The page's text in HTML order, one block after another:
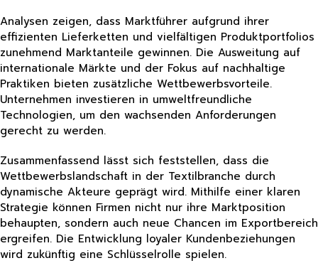
Analysen zeigen, dass Marktführer aufgrund ihrer
effizienten Lieferketten und vielfältigen Produktportfolios
zunehmend Marktanteile gewinnen. Die Ausweitung auf
internationale Märkte und der Fokus auf nachhaltige
Praktiken bieten zusätzliche Wettbewerbsvorteile.
Unternehmen investieren in umweltfreundliche
Technologien, um den wachsenden Anforderungen
gerecht zu werden.
Zusammenfassend lässt sich feststellen, dass die
Wettbewerbslandschaft in der Textilbranche durch
dynamische Akteure geprägt wird. Mithilfe einer klaren
Strategie können Firmen nicht nur ihre Marktposition
behaupten, sondern auch neue Chancen im Exportbereich
ergreifen. Die Entwicklung loyaler Kundenbeziehungen
wird zukünftig eine Schlüsselrolle spielen.